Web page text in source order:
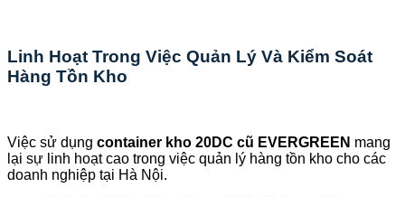
Linh Hoạt Trong Việc Quản Lý Và Kiểm Soát
Hàng Tồn Kho
Việc sử dụng container kho 20DC cũ EVERGREEN mang
lại sự linh hoạt cao trong việc quản lý hàng tồn kho cho các
doanh nghiệp tại Hà Nội.